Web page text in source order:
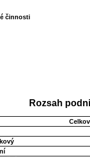
činnosti
Rozsah